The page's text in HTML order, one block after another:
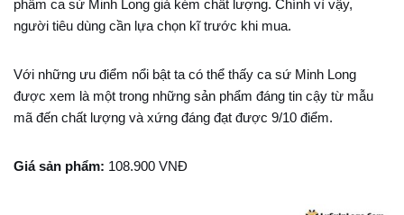
phẩm ca sứ Minh Long giả kém chất lượng. Chính vì vậy,
người tiêu dùng cần lựa chọn kĩ trước khi mua.
Với những ưu điểm nổi bật ta có thể thấy ca sứ Minh Long
được xem là một trong những sản phẩm đáng tin cậy từ mẫu
mã đến chất lượng và xứng đáng đạt được 9/10 điểm.
Giá sản phẩm: 108.900 VNĐ